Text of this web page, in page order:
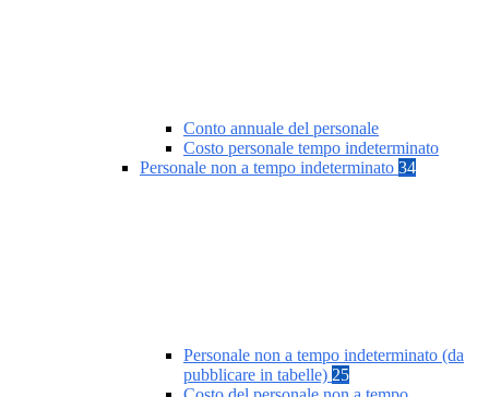
Conto annuale del personale
Costo personale tempo indeterminato
Personale non a tempo indeterminato 34
Personale non a tempo indeterminato (da
pubblicare in tabelle) 25